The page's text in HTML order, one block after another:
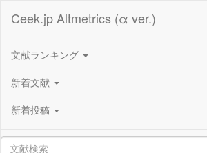
Ceek.jp Altmetrics (α ver.)
文献ランキング
新着文献
新着投稿